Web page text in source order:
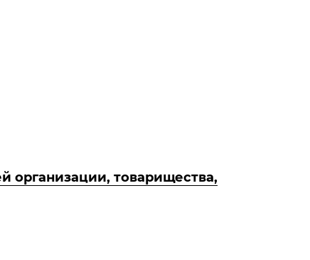
организации, товарищества,